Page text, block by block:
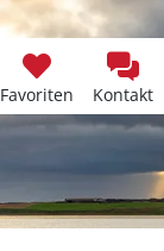
Favoriten Kontakt